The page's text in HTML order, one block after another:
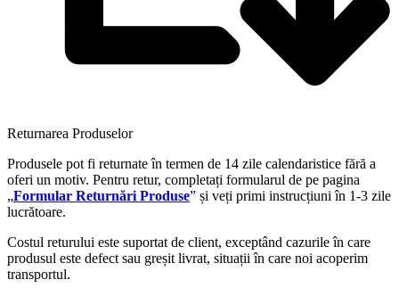
Returnarea Produselor
Produsele pot fi returnate în termen de 14 zile calendaristice fără a
oferi un motiv. Pentru retur, completați formularul de pe pagina
„Formular Returnări Produse” și veți primi instrucțiuni în 1-3 zile
lucrătoare.
Costul returului este suportat de client, exceptând cazurile în care
produsul este defect sau greșit livrat, situații în care noi acoperim
transportul.